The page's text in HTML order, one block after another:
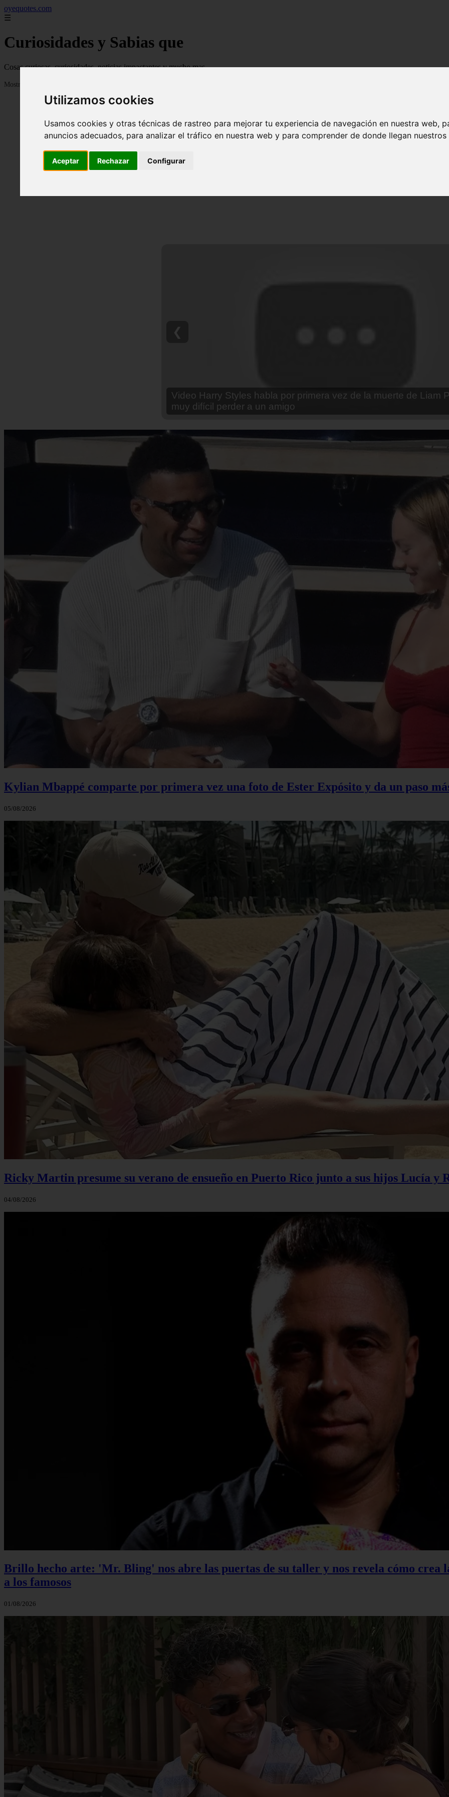
Utilizamos cookies
Usamos cookies y otras técnicas de rastreo para mejorar tu experiencia de navegación en nuestra web,
anuncios adecuados, para analizar el tráfico en nuestra web y para comprender de donde llegan
Aceptar Rechazar Configurar
oyequotes.com
☰
Curiosidades y Sabias que
Cosas curiosas, curiosidades, noticias impactantes y mucho mas
Mostrando 1 - 24 de 2833 artículos
Video Ana Brenda Contreras y la firme promesa que le hizo a
❮
Kylian Mbappé comparte por primera vez una foto de Ester Expósito y da un paso
05/08/2026
Ricky Martin presume su verano de ensueño en Puerto Rico junto a sus hijos Lucía y
04/08/2026
Brillo hecho arte: 'Mr. Bling' nos abre las puertas de su taller y nos revela cómo crea
a los famosos
01/08/2026